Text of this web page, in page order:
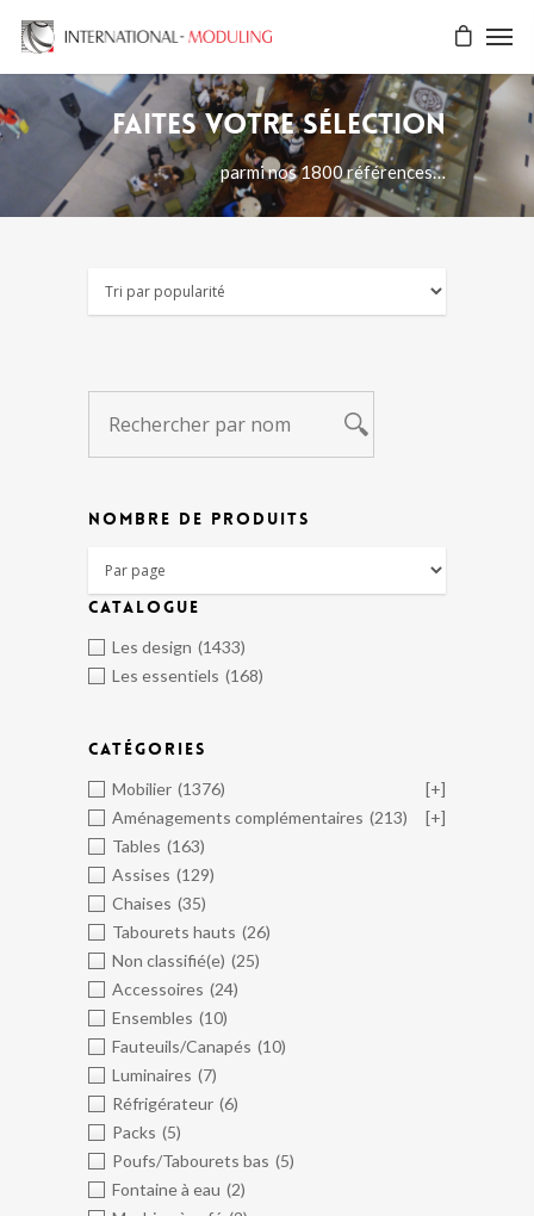
Faites votre sélection
parmi nos 1800 références…
NOMBRE DE PRODUITS
CATALOGUE
Les design (1433)
Les essentiels (168)
CATÉGORIES
Mobilier (1376)
[+]
Aménagements complémentaires (213)
[+]
Tables (163)
Assises (129)
Chaises (35)
Tabourets hauts (26)
Non classifié(e) (25)
Accessoires (24)
Ensembles (10)
Fauteuils/Canapés (10)
Luminaires (7)
Réfrigérateur (6)
Packs (5)
Poufs/Tabourets bas (5)
Fontaine à eau (2)